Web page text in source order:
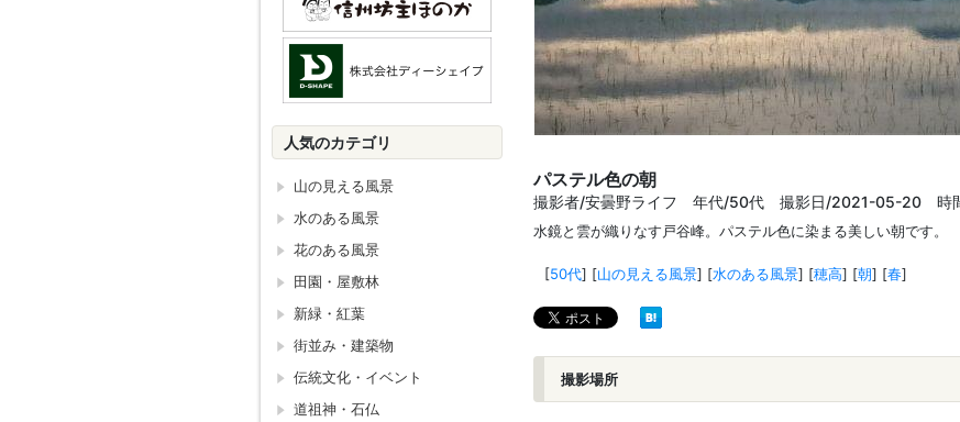
パステル色の朝
撮影者/安曇野ライフ 年代/50代 撮影日/2021-05-20 時間
水鏡と雲が織りなす戸谷峰。パステル色に染まる美しい朝です。
[50代] [山の見える風景] [水のある風景] [穂高] [朝] [春]
撮影場所
人気のカテゴリ
山の見える風景
水のある風景
花のある風景
田園・屋敷林
新緑・紅葉
街並み・建築物
伝統文化・イベント
道祖神・石仏